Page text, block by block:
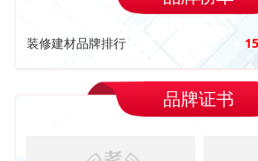
装修建材品牌排行
品牌证书